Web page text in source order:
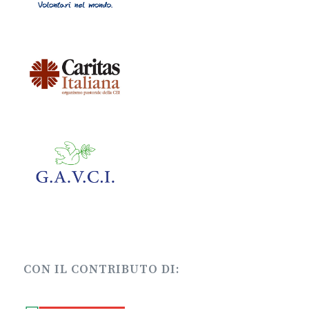
CON IL CONTRIBUTO DI: